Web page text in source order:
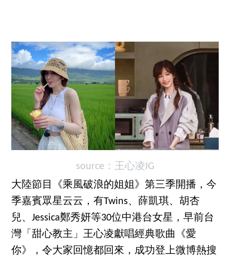
source： 王心凌IG
大陸節目《乘風破浪的姐姐》第三季開播，今
季嘉賓眾星云云，有Twins、薛凱琪、胡杏
兒、Jessica鄭秀妍等30位中港台女星，早前台
灣「甜心教主」王心凌獻唱經典歌曲《愛
你》，令大家回憶都回來，成功登上微博熱搜